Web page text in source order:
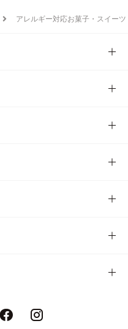
アレルギー対応お菓子・スイーツ